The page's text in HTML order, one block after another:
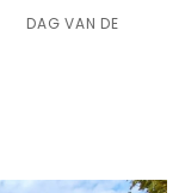
DAG VAN DE